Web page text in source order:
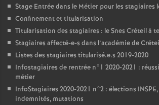
Stage Entrée dans le Métier pour les stagiaires
Confinement et titularisation
Titularisation des stagiaires : le Snes Créteil à
Stagiaires affecté-e-s dans l’académie de
Listes des stagiaires titularisé.e.s 2019-2020
Infostagiaires de rentrée n°1 2020-2021 :
métier
InfoStagiaires 2020-2021 n°2 : élections INSPE
indemnités, mutations